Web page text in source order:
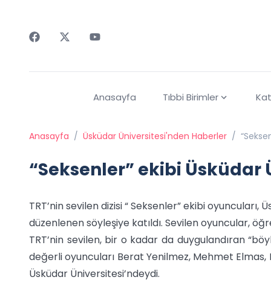
Anasayfa Tıbbi Birimler
Anasayfa / Üsküdar Üniversitesi'nden Haberler /
“Seksenler” ekibi Üsküdar
TRT’nin sevilen dizisi “ Seksenler” ekibi
düzenlenen söyleşiye katıldı. Sevilen oyuncular,
TRT’nin sevilen, bir o kadar da duygulandıran
değerli oyuncuları Berat Yenilmez, Mehmet
Üsküdar Üniversitesi’ndeydi.